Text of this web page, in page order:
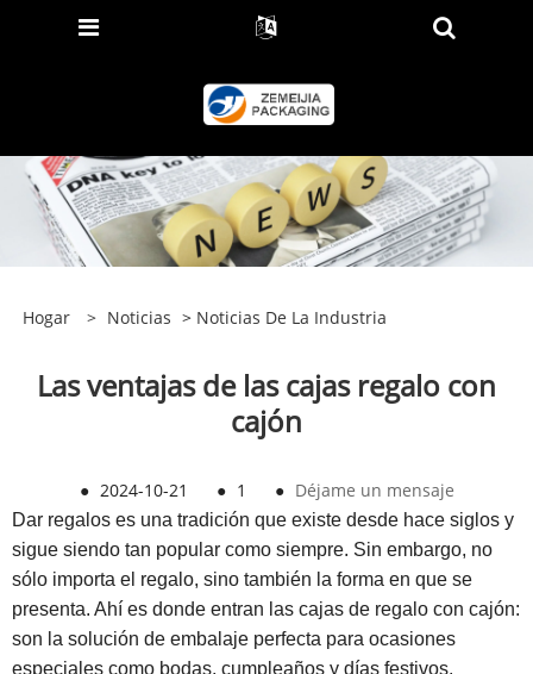
Hogar > Noticias > Noticias De La Industria
Las ventajas de las cajas regalo con
cajón
● 2024-10-21 ● 1 ● Déjame un mensaje
Dar regalos es una tradición que existe desde hace siglos y
sigue siendo tan popular como siempre. Sin embargo, no
sólo importa el regalo, sino también la forma en que se
presenta. Ahí es donde entran las cajas de regalo con cajón:
son la solución de embalaje perfecta para ocasiones
especiales como bodas, cumpleaños y días festivos.